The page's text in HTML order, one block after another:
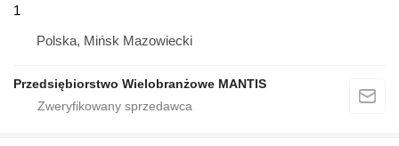
1
Polska, Mińsk Mazowiecki
Przedsiębiorstwo Wielobranżowe MANTIS